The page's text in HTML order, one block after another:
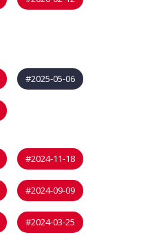
#2025-05-06
#2024-11-18
#2024-09-09
#2024-03-25